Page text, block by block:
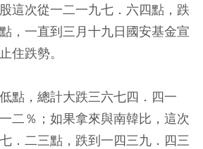
這次從一二一九七．六四點，跌
，一直到三月十九日國安基金宣
住跌勢。
點，總計大跌三六七四．四一
二％；如果拿來與南韓比，這次
．二三點，跌到一四三九．四三